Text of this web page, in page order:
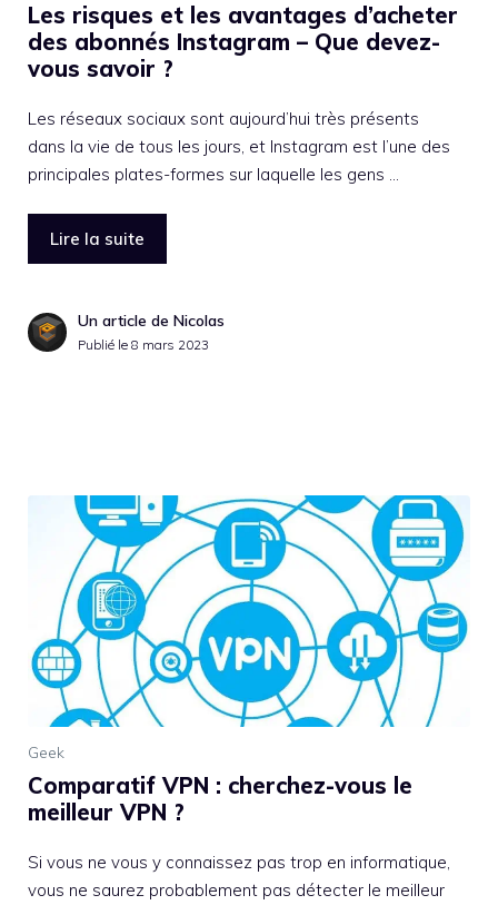
Les risques et les avantages d’acheter
des abonnés Instagram – Que devez-
vous savoir ?
Les réseaux sociaux sont aujourd’hui très présents
dans la vie de tous les jours, et Instagram est l’une des
principales plates-formes sur laquelle les gens …
Lire la suite
Un article de Nicolas
Publié le 8 mars 2023
Geek
Comparatif VPN : cherchez-vous le
meilleur VPN ?
Si vous ne vous y connaissez pas trop en informatique,
vous ne saurez probablement pas détecter le meilleur